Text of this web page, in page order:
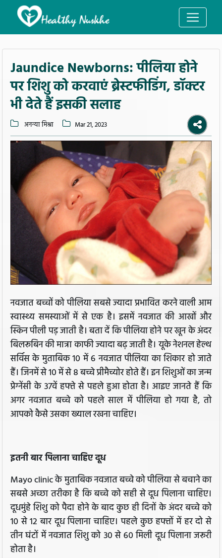
Jaundice Newborns: पीलिया होने
पर शिशु को करवाएं ब्रेस्टफीडिंग, डॉक्टर
भी देते हैं इसकी सलाह
अनन्या मिश्रा Mar 21, 2023
नवजात बच्चों को पीलिया सबसे ज्यादा प्रभावित करने वाली आम
स्वास्थ्य समस्‍याओं में से एक है। इसमें नवजात की आखों और
स्किन पीली पड़ जाती है। बता दें कि पीलिया होने पर खून के अंदर
बिलरूबिन की मात्रा काफी ज्यादा बढ़ जाती है। यूके नेशनल हेल्‍थ
सर्विस के मुताबिक 10 में 6 नवजात पीलिया का शिकार हो जाते
हैं। जिनमें से 10 में से 8 बच्चेप्रीमैच्‍योर होते हैं। इन शिशुओं का जन्म
प्रेग्‍नेंसी के 37वें हफ्ते से पहले हुआ होता है। आइए जानते हैं कि
अगर नवजात बच्चे को पहले साल में पीलिया हो गया है, तो
आपको कैसे उसका ख्याल रखना चाहिए।
इतनी बार पिलाना चाहिए दूध
Mayo clinic के मुताबिक नवजात बच्चे को पीलिया से बचाने का
सबसे अच्छा तरीका है कि बच्चे को सही से दूध पिलाना चाहिए।
दूधमुंहे शिशु को पैदा होने के बाद कुछ ही दिनों के अंदर बच्चे को
10 से 12 बार दूध पिलाना चाहिए। पहले कुछ हफ्तों में हर दो से
तीन घंटों में नवजात शिशु को 30 से 60 मिली दूध पिलाना जरूरी
होता है।